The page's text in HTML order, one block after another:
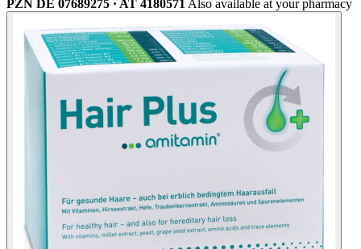
PZN DE 07689275 · AT 4180571Also available at your pharmacy